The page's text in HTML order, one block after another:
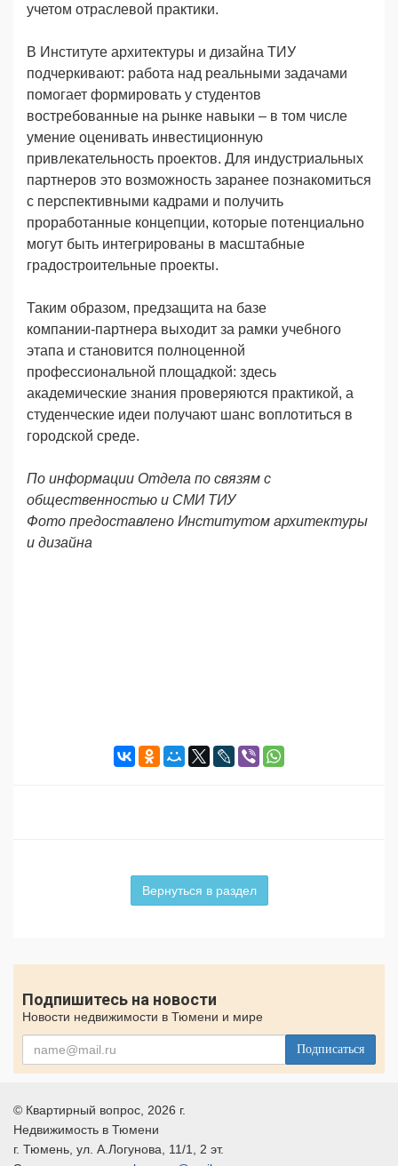
учетом отраслевой практики.
В Институте архитектуры и дизайна ТИУ
подчеркивают: работа над реальными задачами
помогает формировать у студентов
востребованные на рынке навыки – в том числе
умение оценивать инвестиционную
привлекательность проектов. Для индустриальных
партнеров это возможность заранее познакомиться
с перспективными кадрами и получить
проработанные концепции, которые потенциально
могут быть интегрированы в масштабные
градостроительные проекты.
Таким образом, предзащита на базе
компании‑партнера выходит за рамки учебного
этапа и становится полноценной
профессиональной площадкой: здесь
академические знания проверяются практикой, а
студенческие идеи получают шанс воплотиться в
городской среде.
По информации Отдела по связям с
общественностью и СМИ ТИУ
Фото предоставлено Институтом архитектуры
и дизайна
Вернуться в раздел
Подпишитесь на новости
Новости недвижимости в Тюмени и мире
Подписаться
© Квартирный вопрос , 2026 г.
Недвижимость в Тюмени
г. Тюмень , ул. А.Логунова, 11/1, 2 эт.